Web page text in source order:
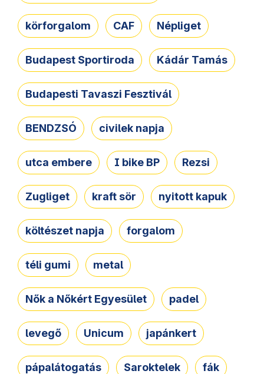
körforgalom CAF Népliget
Budapest Sportiroda Kádár Tamás
Budapesti Tavaszi Fesztivál
BENDZSÓ civilek napja
utca embere I bike BP Rezsi
Zugliget kraft sör nyitott kapuk
költészet napja forgalom
téli gumi metal
Nők a Nőkért Egyesület padel
levegő Unicum japánkert
pápalátogatás Saroktelek fák